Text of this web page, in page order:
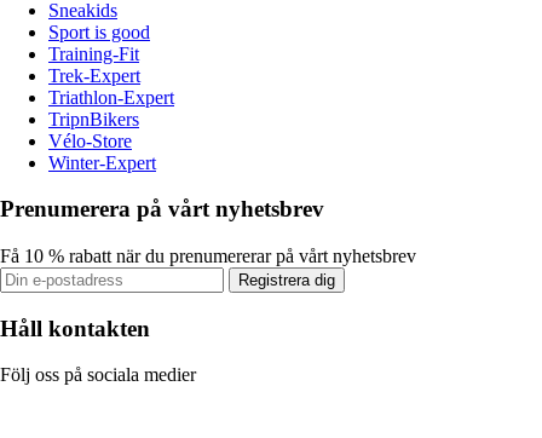
Sneakids
Sport is good
Training-Fit
Trek-Expert
Triathlon-Expert
TripnBikers
Vélo-Store
Winter-Expert
Prenumerera på vårt nyhetsbrev
Få 10 % rabatt när du prenumererar på vårt nyhetsbrev
Registrera dig
Håll kontakten
Följ oss på sociala medier